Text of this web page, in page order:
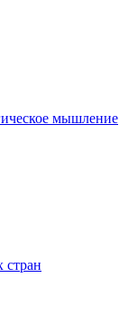
мышление
стран